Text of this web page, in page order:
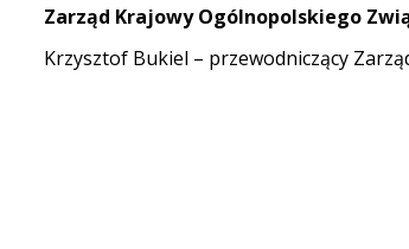
Zarząd Krajowy Ogólnopolskiego
Krzysztof Bukiel – przewodniczący